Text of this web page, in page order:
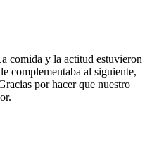
comida y la actitud estuvieron
complementaba al siguiente,
por hacer que nuestro